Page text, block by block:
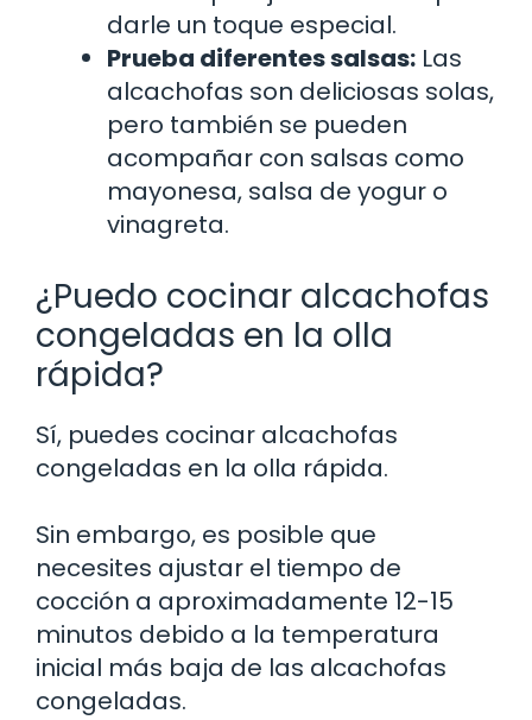
darle un toque especial.
Prueba diferentes salsas: Las
alcachofas son deliciosas solas,
pero también se pueden
acompañar con salsas como
mayonesa, salsa de yogur o
vinagreta.
¿Puedo cocinar alcachofas
congeladas en la olla
rápida?
Sí, puedes cocinar alcachofas
congeladas en la olla rápida.
Sin embargo, es posible que
necesites ajustar el tiempo de
cocción a aproximadamente 12-15
minutos debido a la temperatura
inicial más baja de las alcachofas
congeladas.